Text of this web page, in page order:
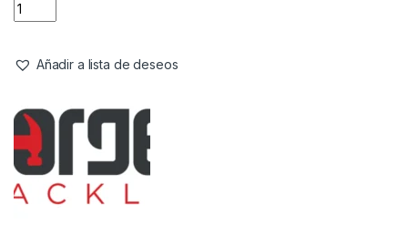
Agujas & Herramientas
Forge Tackle Splicing Lip Needle
Referencia del Proveedor:
3,99€ 4,39